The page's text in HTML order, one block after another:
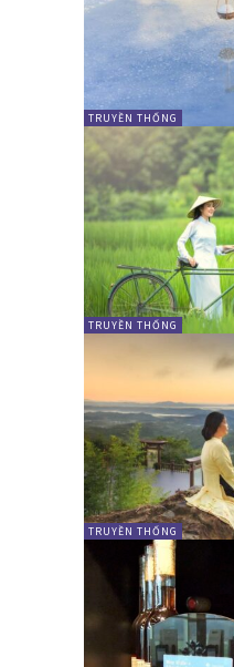
TRUYỀN THỐNG
TRUYỀN THỐNG
TRUYỀN THỐNG